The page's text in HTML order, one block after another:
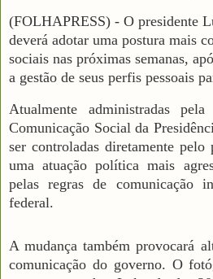
(FOLHAPRESS) - O presidente
deverá adotar uma postura mais
sociais nas próximas semanas,
a gestão de seus perfis pessoais
Atualmente administradas
Comunicação Social da
ser controladas diretamente
uma atuação política mais
pelas regras de comunicação
federal.
A mudança também provocará
comunicação do governo. O